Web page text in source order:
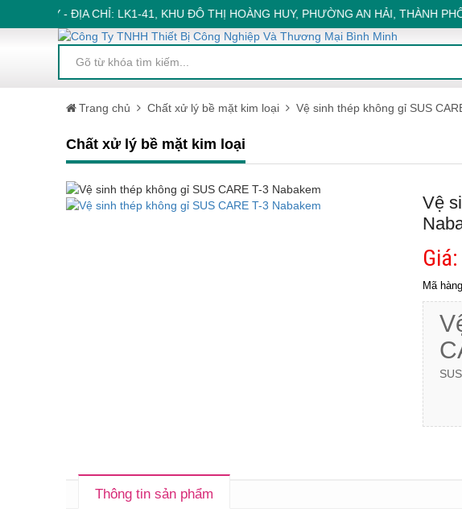
CẬY - ĐỊA CHỈ: LK1-41, KHU ĐÔ THỊ HOÀNG HUY, PHƯỜNG AN HẢI, THÀNH
Trang chủ Chất xử lý bề mặt kim loại Vệ sinh thép không gỉ SUS
Chất xử lý bề mặt kim loại
Vệ
Mã
Thông tin sản phẩm